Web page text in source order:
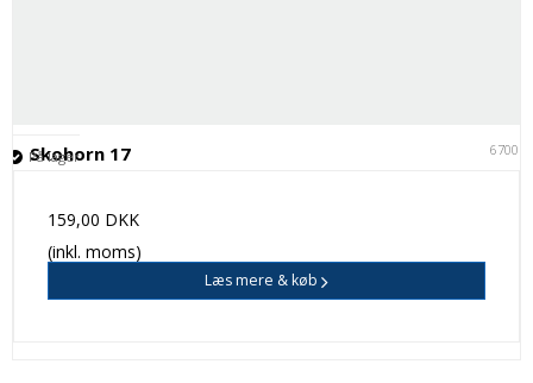
Skohorn 17 67001
På lager
159,00 DKK
(inkl. moms)
Læs mere & køb